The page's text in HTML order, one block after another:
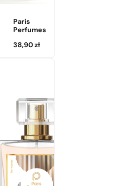
Paris
Perfumes
38,90zł